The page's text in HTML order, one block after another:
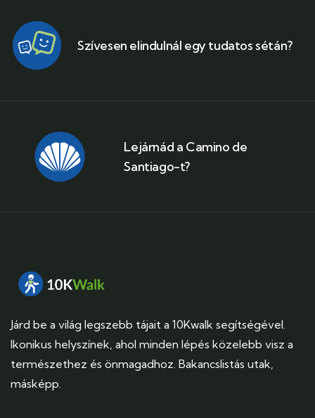
Szívesen elindulnál egy tudatos sétán?
Lejárnád a Camino de
Santiago-t?
Járd be a világ legszebb tájait a 10Kwalk segítségével.
Ikonikus helyszínek, ahol minden lépés közelebb visz a
természethez és önmagadhoz. Bakancslistás utak,
másképp.